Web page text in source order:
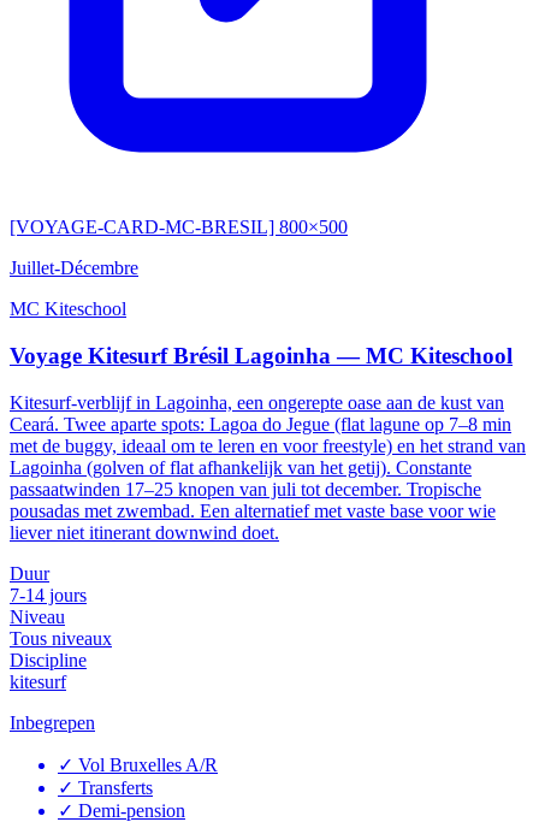
[VOYAGE-CARD-MC-BRESIL] 800×500
Juillet-Décembre
MC Kiteschool
Voyage Kitesurf Brésil Lagoinha — MC Kiteschool
Kitesurf-verblijf in Lagoinha, een ongerepte oase aan de kust van
Ceará. Twee aparte spots: Lagoa do Jegue (flat lagune op 7–8 min
met de buggy, ideaal om te leren en voor freestyle) en het strand van
Lagoinha (golven of flat afhankelijk van het getij). Constante
passaatwinden 17–25 knopen van juli tot december. Tropische
pousadas met zwembad. Een alternatief met vaste base voor wie
liever niet itinerant downwind doet.
Duur
7-14 jours
Niveau
Tous niveaux
Discipline
kitesurf
Inbegrepen
✓ Vol Bruxelles A/R
✓ Transferts
✓ Demi-pension